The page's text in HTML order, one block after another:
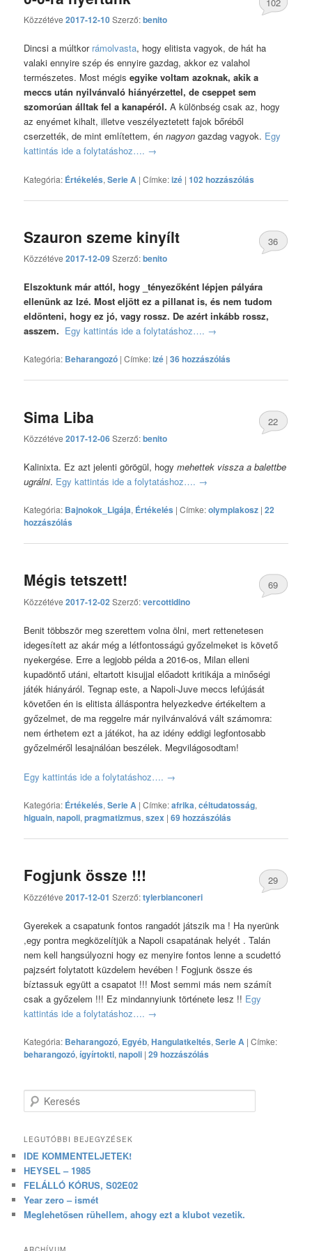
Közzétéve2017-12-10Szerző:benito
102
Dincsi a múltkor rámolvasta, hogy elitista vagyok, de hát ha
valaki ennyire szép és ennyire gazdag, akkor ez valahol
természetes. Most mégisegyike voltam azoknak, akik a
meccs után nyilvánvaló hiányérzettel, de cseppet sem
szomorúan álltak fel a kanapéról. A különbség csak az, hogy
az enyémet kihalt, illetve veszélyeztetett fajok bőréből
cserzették, de mint említettem, énnagyon gazdag vagyok. Egy
kattintás ide a folytatáshoz…. →
Kategória: Értékelés,Serie A |Címke:izé |102 hozzászólás
Szauron szeme kinyílt
Közzétéve2017-12-09Szerző:benito
36
Elszoktunk már attól, hogy _tényezőként lépjen pályára
ellenünk az Izé. Most eljött ez a pillanat is, és nem tudom
eldönteni, hogy ez jó, vagy rossz. De azért inkább rossz,
asszem. Egy kattintás ide a folytatáshoz…. →
Kategória: Beharangozó |Címke:izé |36 hozzászólás
Sima Liba
Közzétéve2017-12-06Szerző:benito
22
Kalinixta. Ez azt jelenti görögül, hogymehettek vissza a balettbe
ugrálni. Egy kattintás ide a folytatáshoz…. →
Kategória: Bajnokok_Ligája, Értékelés |Címke:olympiakosz |22
hozzászólás
Mégis tetszett!
Közzétéve2017-12-02Szerző:vercottidino
69
Benit többször meg szerettem volna ölni, mert rettenetesen
idegesített az akár még a létfontosságú győzelmeket is követő
nyekergése. Erre a legjobb példa a 2016-os, Milan elleni
kupadöntő utáni, eltartott kisujjal előadott kritikája a minőségi
játék hiányáról. Tegnap este, a Napoli-Juve meccs lefújását
követően én is elitista álláspontra helyezkedve értékeltem a
győzelmet, de ma reggelre már nyilvánvalóvá vált számomra:
nem érthetem ezt a játékot, ha az idény eddigi legfontosabb
győzelméről lesajnálóan beszélek. Megvilágosodtam!
Egy kattintás ide a folytatáshoz…. →
Kategória: Értékelés,Serie A |Címke:afrika,céltudatosság,
higuain,napoli,pragmatizmus,szex |69 hozzászólás
Fogjunk össze !!!
Közzétéve2017-12-01 Szerző:tylerbianconeri
29
Gyerekek a csapatunk fontos rangadót játszik ma ! Ha nyerünk
,egy pontra megközelítjük a Napoli csapatának helyét . Talán
nem kell hangsúlyozni hogy ez menyire fontos lenne a scudettó
pajzsért folytatott küzdelem hevében ! Fogjunk össze és
bíztassuk együtt a csapatot !!! Most semmi más nem számít
csak a győzelem !!! Ez mindannyiunk története lesz !! Egy
kattintás ide a folytatáshoz…. →
Kategória: Beharangozó, Egyéb,Hangulatkeltés,Serie A |Címke:
beharangozó,ígyírtokti,napoli |29 hozzászólás
Keresés
LEGUTÓBBI BEJEGYZÉSEK
IDE KOMMENTELJETEK!
HEYSEL – 1985
FELÁLLÓ KÓRUS, S02E02
Year zero – ismét
Meglehetősen rühellem, ahogy ezt a klubot vezetik.